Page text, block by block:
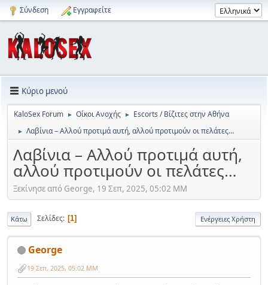
Σύνδεση Εγγραφείτε
Κύριο μενού
KaloSex Forum ► Οίκοι Ανοχής ► Escorts / Βίζιτες στην Αθήνα
► Λαβίνια – Αλλού προτιμά αυτή, αλλού προτιμούν οι πελάτες…
Λαβίνια – Αλλού προτιμά αυτή,
αλλού προτιμούν οι πελάτες…
Ξεκίνησε από George, 19 Σεπ, 2025, 05:02 ΜΜ
Κάτω Σελίδες 1 Ενέργειες Χρήστη
George
19 Σεπ, 2025, 05:02 ΜΜ